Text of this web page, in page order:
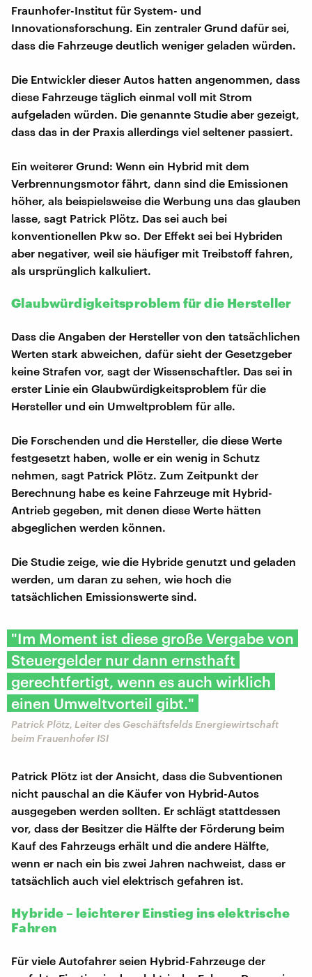
Fraunhofer-Institut für System- und
Innovationsforschung. Ein zentraler Grund dafür sei,
dass die Fahrzeuge deutlich weniger geladen würden.
Die Entwickler dieser Autos hatten angenommen, dass
diese Fahrzeuge täglich einmal voll mit Strom
aufgeladen würden. Die genannte Studie aber gezeigt,
dass das in der Praxis allerdings viel seltener passiert.
Ein weiterer Grund: Wenn ein Hybrid mit dem
Verbrennungsmotor fährt, dann sind die Emissionen
höher, als beispielsweise die Werbung uns das glauben
lasse, sagt Patrick Plötz. Das sei auch bei
konventionellen Pkw so. Der Effekt sei bei Hybriden
aber negativer, weil sie häufiger mit Treibstoff fahren,
als ursprünglich kalkuliert.
Glaubwürdigkeitsproblem für die Hersteller
Dass die Angaben der Hersteller von den tatsächlichen
Werten stark abweichen, dafür sieht der Gesetzgeber
keine Strafen vor, sagt der Wissenschaftler. Das sei in
erster Linie ein Glaubwürdigkeitsproblem für die
Hersteller und ein Umweltproblem für alle.
Die Forschenden und die Hersteller, die diese Werte
festgesetzt haben, wolle er ein wenig in Schutz
nehmen, sagt Patrick Plötz. Zum Zeitpunkt der
Berechnung habe es keine Fahrzeuge mit Hybrid-
Antrieb gegeben, mit denen diese Werte hätten
abgeglichen werden können.
Die Studie zeige, wie die Hybride genutzt und geladen
werden, um daran zu sehen, wie hoch die
tatsächlichen Emissionswerte sind.
"Im Moment ist diese große Vergabe von
Steuergelder nur dann ernsthaft
gerechtfertigt, wenn es auch wirklich
einen Umweltvorteil gibt."
Patrick Plötz, Leiter des Geschäftsfelds Energiewirtschaft
beim Frauenhofer ISI
Patrick Plötz ist der Ansicht, dass die Subventionen
nicht pauschal an die Käufer von Hybrid-Autos
ausgegeben werden sollten. Er schlägt stattdessen
vor, dass der Besitzer die Hälfte der Förderung beim
Kauf des Fahrzeugs erhält und die andere Hälfte,
wenn er nach ein bis zwei Jahren nachweist, dass er
tatsächlich auch viel elektrisch gefahren ist.
Hybride – leichterer Einstieg ins elektrische
Fahren
Für viele Autofahrer seien Hybrid-Fahrzeuge der